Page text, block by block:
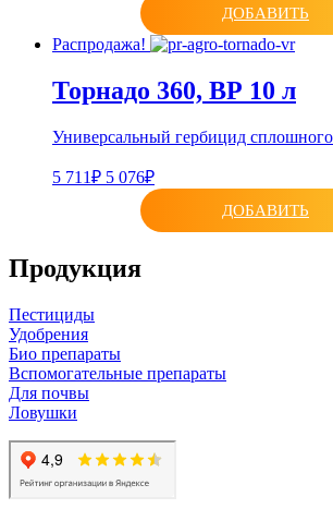
ДОБАВИТЬ
Распродажа!
Торнадо 360, ВР 10 л
Универсальный гербицид сплошного
5 711₽ 5 076₽
ДОБАВИТЬ
Продукция
Пестициды
Удобрения
Био препараты
Вспомогательные препараты
Для почвы
Ловушки